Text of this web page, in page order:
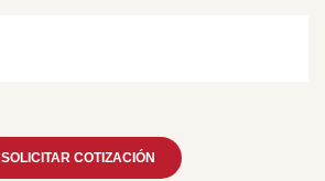
SOLICITAR COTIZACIÓN